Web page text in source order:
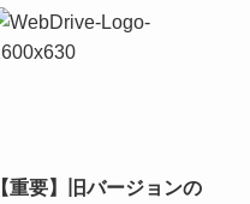
【重要】旧バージョンの